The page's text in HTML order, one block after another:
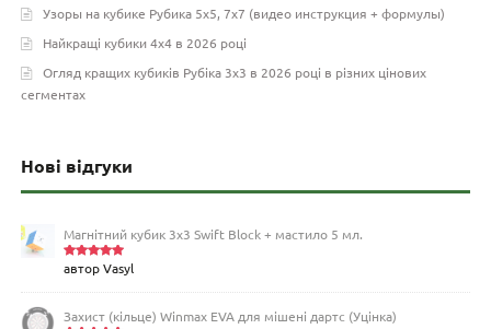
Узоры на кубике Рубика 5х5, 7х7 (видео инструкция + формулы)
Найкращі кубики 4х4 в 2026 році
Огляд кращих кубиків Рубіка 3х3 в 2026 році в різних цінових
сегментах
Нові відгуки
Магнітний кубик 3х3 Swift Block + мастило 5 мл.
Оцінено
автор Vasyl
Захист (кільце) Winmax EVA для мішені дартс (Уцінка)